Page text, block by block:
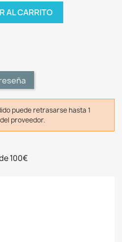
AL CARRITO
puede retrasarse hasta 1
proveedor.
100€